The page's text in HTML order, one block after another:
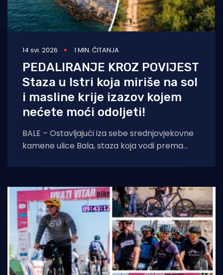
14 svi. 2026 1 MIN. ČITANJA
PEDALIRANJE KROZ POVIJEST
Staza u Istri koja miriše na sol
i masline krije izazov kojem
nećete moći odoljeti!
BALE – Ostavljajući iza sebe srednjovjekovne
kamene ulice Bala, staza koja vodi prema
nezaboravno iskustvo